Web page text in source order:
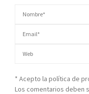
* Acepto la política de
Los comentarios deben